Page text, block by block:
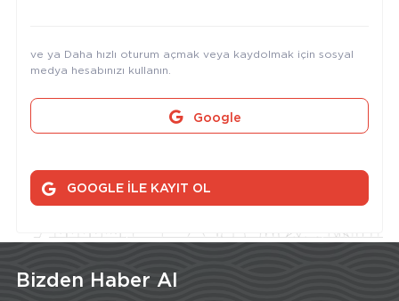
ve ya Daha hızlı oturum açmak veya kaydolmak için sosyal
medya hesabınızı kullanın.
Google
GOOGLE İLE KAYIT OL
Bizden Haber Al